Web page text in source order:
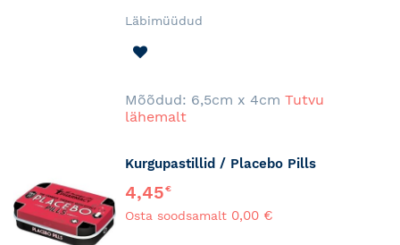
Läbimüüdud
Mõõdud: 6,5cm x 4cm Tutvu
lähemalt
Kurgupastillid / Placebo Pills
4,45€
Osta soodsamalt 0,00 €